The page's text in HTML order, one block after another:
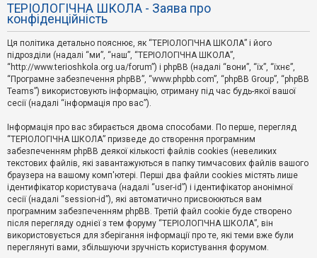
Р
е
с
т
р
а
ц
і
я
Т
е
м
и
б
е
з
в
і
д
о
ТЕРІОЛОГІЧНА ШКОЛА - Заява про
конфіденційність
Ця політика детально пояснює, як “ТЕРІОЛОГІЧНА ШКОЛА” і його
підрозділи (надалі “ми”, “наш”, “ТЕРІОЛОГІЧНА ШКОЛА”,
“http://www.terioshkola.org.ua/forum”) і phpBB (надалі “вони”, “їх”, “їхнє”,
“Програмне забезпечення phpBB”, “www.phpbb.com”, “phpBB Group”, “phpBB
Teams”) використовують інформацію, отриману під час будь-якої вашої
сесії (надалі “інформація про вас”).
Інформація про вас збирається двома способами. По перше, перегляд
“ТЕРІОЛОГІЧНА ШКОЛА” призведе до створення програмним
забезпеченням phpBB деякої кількості файлів cookies (невеликих
текстових файлів, які завантажуються в папку тимчасових файлів вашого
браузера на вашому комп'ютері. Перші два файли cookies містять лише
ідентифікатор користувача (надалі “user-id”) і ідентифікатор анонімної
сесії (надалі “session-id”), які автоматично присвоюються вам
програмним забезпеченням phpBB. Третій файл cookie буде створено
після перегляду однієї з тем форуму “ТЕРІОЛОГІЧНА ШКОЛА”, він
використовується для зберігання інформації про те, які теми вже були
переглянуті вами, збільшуючи зручність користування форумом.